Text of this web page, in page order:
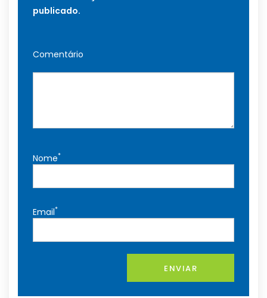
publicado.
Comentário
Nome*
Email*
ENVIAR